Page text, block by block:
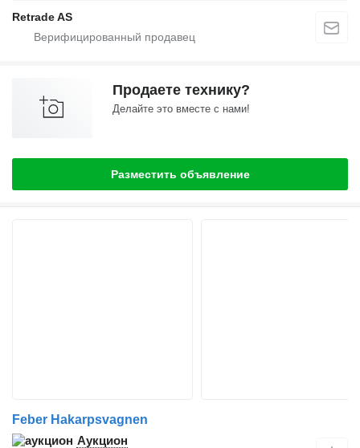
Retrade AS
Продаете технику?
Делайте это вместе с нами!
Разместить объявление
Feber Hakarpsvagnen
Аукцион